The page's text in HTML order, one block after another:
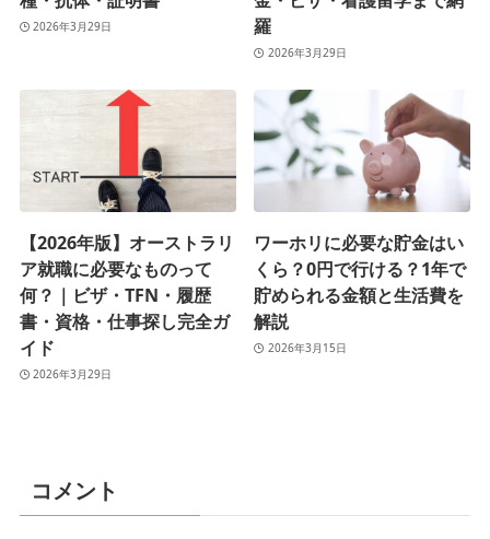
2026年3月29日
羅
2026年3月29日
【2026年版】オーストラリ
ア就職に必要なものって
何？｜ビザ・TFN・履歴
書・資格・仕事探し完全ガ
イド
2026年3月29日
ワーホリに必要な貯金はい
くら？0円で行ける？1年で
貯められる金額と生活費を
解説
2026年3月15日
コメント